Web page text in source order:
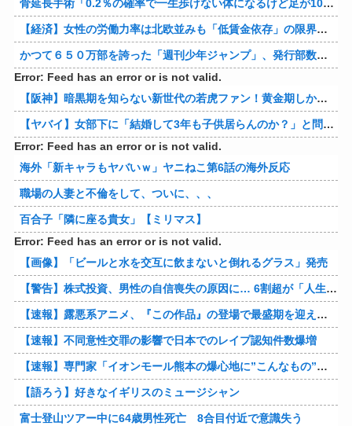
骨延長手術「0.2％の確率で一生歩けない体になるけど足が10cm伸びます」←コスパ良すぎるだろ
【経済】女性の労働力率は北欧並みも「低賃金依存」の限界 団塊世代の完全引退で、企業が迫られる“最後の選択”
かつて６５０万部を誇った「週刊少年ジャンプ」、発行部数が初の100万部割れ
Error: Feed has an error or is not valid.
【阪神】暗黒期を知らない新世代の若虎ファン！黄金期しか知らない現代のファン事情と驚きのリアル
【ヤバイ】女部下に「結婚して3年も子供居らんのか？」と問い詰めた結果ｗｗｗｗ 他
Error: Feed has an error or is not valid.
海外「新キャラもヤバいｗ」ヤニねこ第6話の海外反応
職場の人妻と不倫をして、ついに、、、
百合子「隣に座る貴女」【ミリマス】
Error: Feed has an error or is not valid.
【画像】「ビールと水を交互に飲まないと倒れるグラス」発売
【警告】株式投資、男性の自信喪失の原因に… 6割超が「人生の敗者」自認
【速報】露悪系アニメ、『この作品』の登場で最盛期を迎えてしまう…
【速報】不同意性交罪の影響で日本でのレイプ認知件数爆増
【速報】専門家「イオンモール熊本の爆心地に”こんなもの”があったんだけど…」
【語ろう】好きなイギリスのミュージシャン
富士登山ツアー中に64歳男性死亡 8合目付近で意識失う